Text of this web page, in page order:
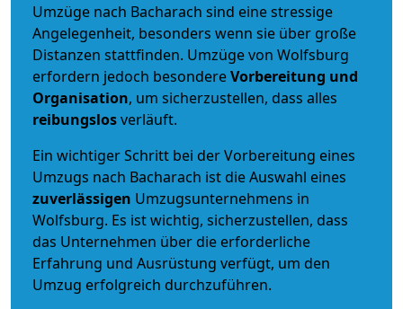
Umzüge nach Bacharach sind eine stressige
Angelegenheit, besonders wenn sie über große
Distanzen stattfinden. Umzüge von Wolfsburg
erfordern jedoch besondereVorbereitung und
Organisation, um sicherzustellen, dass alles
reibungslosverläuft.
Ein wichtiger Schritt bei der Vorbereitung eines
Umzugs nach Bacharach ist die Auswahl eines
zuverlässigen Umzugsunternehmens in
Wolfsburg. Es ist wichtig, sicherzustellen, dass
das Unternehmen über die erforderliche
Erfahrung und Ausrüstung verfügt, um den
Umzug erfolgreich durchzuführen.